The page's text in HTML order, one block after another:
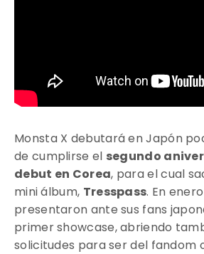
Monsta X debutará en Japón
de cumplirse el segundo
debut en Corea, para el cual
mini álbum, Tresspass. En
presentaron ante sus fans
primer showcase, abriendo
solicitudes para ser del fandom